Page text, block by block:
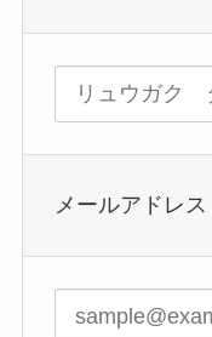
メールアドレス